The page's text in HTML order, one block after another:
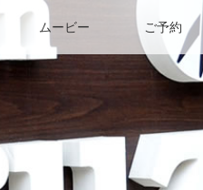
ムービー ご予約